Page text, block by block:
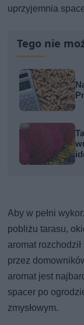
uprzyjemnia
Tego nie
Aby w pełni
pobliżu tarasu,
aromat
przez
aromat jest
spacer po
zmysłowym.